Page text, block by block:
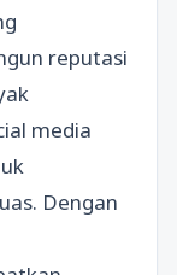
reputasi
media
Dengan